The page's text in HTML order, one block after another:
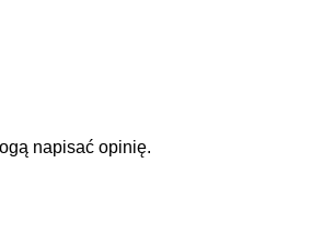
napisać opinię.